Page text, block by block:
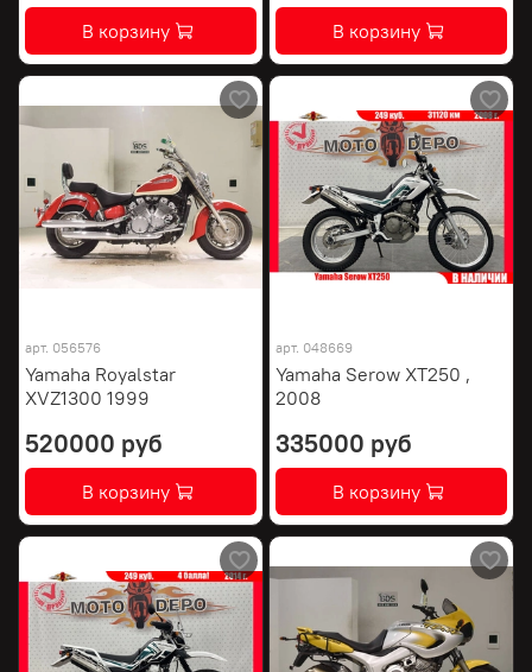
В корзину В корзину
арт. 056576
Yamaha Royalstar
XVZ1300 1999
520000 руб
В корзину
арт. 048669
Yamaha Serow XT250 ,
2008
335000 руб
В корзину